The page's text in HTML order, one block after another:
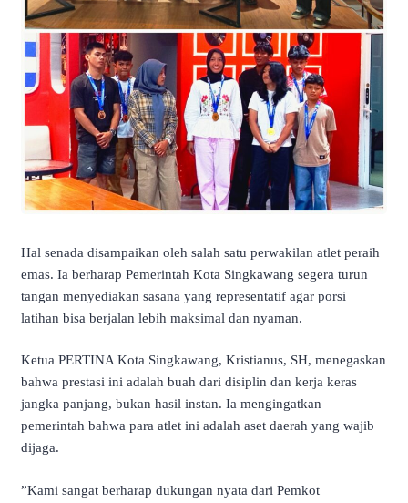
​Hal senada disampaikan oleh salah satu perwakilan atlet peraih
emas. Ia berharap Pemerintah Kota Singkawang segera turun
tangan menyediakan sasana yang representatif agar porsi
latihan bisa berjalan lebih maksimal dan nyaman.
​Ketua PERTINA Kota Singkawang, Kristianus, SH, menegaskan
bahwa prestasi ini adalah buah dari disiplin dan kerja keras
jangka panjang, bukan hasil instan. Ia mengingatkan
pemerintah bahwa para atlet ini adalah aset daerah yang wajib
dijaga.
​”Kami sangat berharap dukungan nyata dari Pemkot